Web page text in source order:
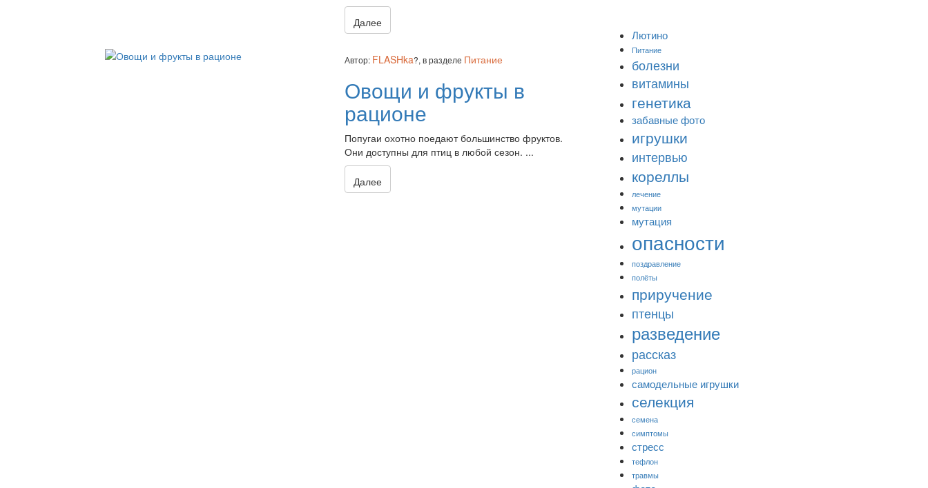
Далее
Автор: FLASHka?, в разделе Питание
Овощи и фрукты в
рационе
Попугаи охотно поедают большинство фруктов.
Они доступны для птиц в любой сезон. ...
Далее
Лютино
Питание
болезни
витамины
генетика
забавные фото
игрушки
интервью
кореллы
лечение
мутации
мутация
опасности
поздравление
полёты
приручение
птенцы
разведение
рассказ
рацион
самодельные игрушки
селекция
семена
симптомы
стресс
тефлон
травмы